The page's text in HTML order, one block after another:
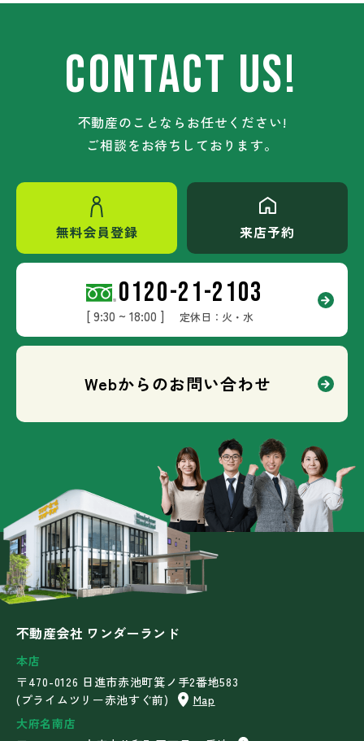
CONTACT US!
不動産のことならお任せください!
ご相談をお待ちしております。
無料会員登録 来店予約
0120-21-2103
[ 9:30 ~ 18:00 ] 定休日：火・水
Webからのお問い合わせ
不動産会社 ワンダーランド
本店
〒470-0126 日進市赤池町箕ノ手2番地583
(プライムツリー赤池すぐ前)
Map
大府名南店